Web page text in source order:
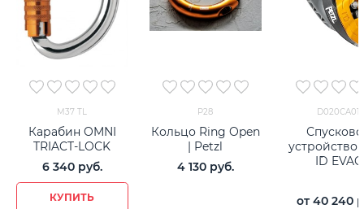
M37 TL
Карабин OMNI
TRIACT-LOCK
6 340 руб.
КУПИТЬ
P28
Кольцо Ring Open
| Petzl
4 130 руб.
D020CA01
устройство
I`D EVAC
от 40 240